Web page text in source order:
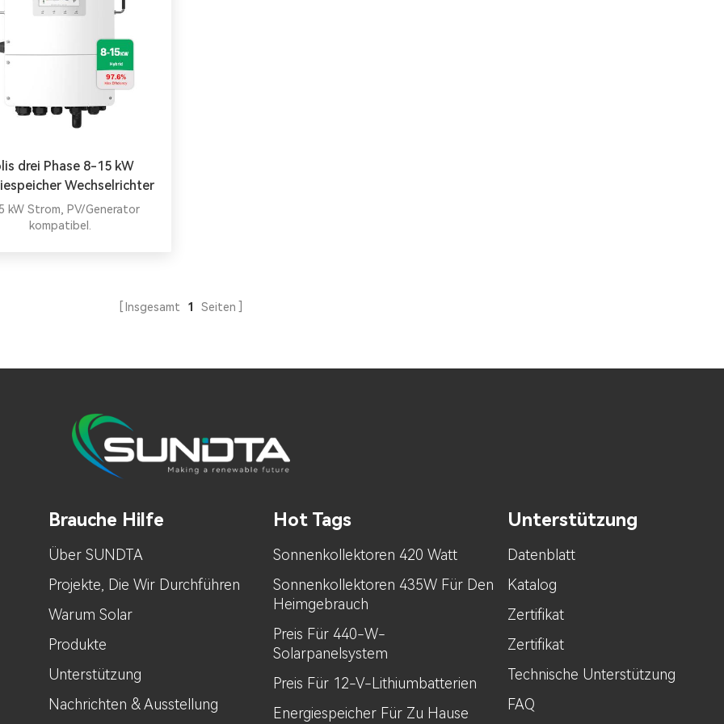
drei Phase 8-15 kW
Wechselrichter
kW Strom, PV/Generator
kompatibel.
Insgesamt 1 Seiten
Brauche Hilfe
Über SUNDTA
Projekte, Die Wir Durchführen
Warum Solar
Produkte
Unterstützung
Nachrichten & Ausstellung
Hot Tags
Sonnenkollektoren 420 Watt
Sonnenkollektoren 435W Für Den
Heimgebrauch
Preis Für 440-W-
Solarpanelsystem
Preis Für 12-V-Lithiumbatterien
Energiespeicher Für Zu Hause
Unterstützung
Datenblatt
Katalog
Zertifikat
Zertifikat
Technische Unterstützung
FAQ